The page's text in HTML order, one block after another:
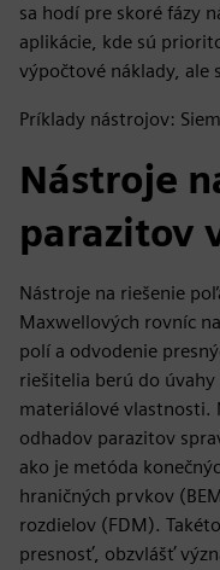
sa hodí pre skoré fázy
aplikácie, kde sú
výpočtové náklady, ale
Príklady nástrojov:
Nástroje
parazitov
Nástroje na riešenie
Maxwellových rovníc
polí a odvodenie
riešitelia berú do
materiálové vlastnosti.
odhadov parazitov
ako je metóda
hraničných prvkov
rozdielov (FDM).
presnosť, obzvlášť